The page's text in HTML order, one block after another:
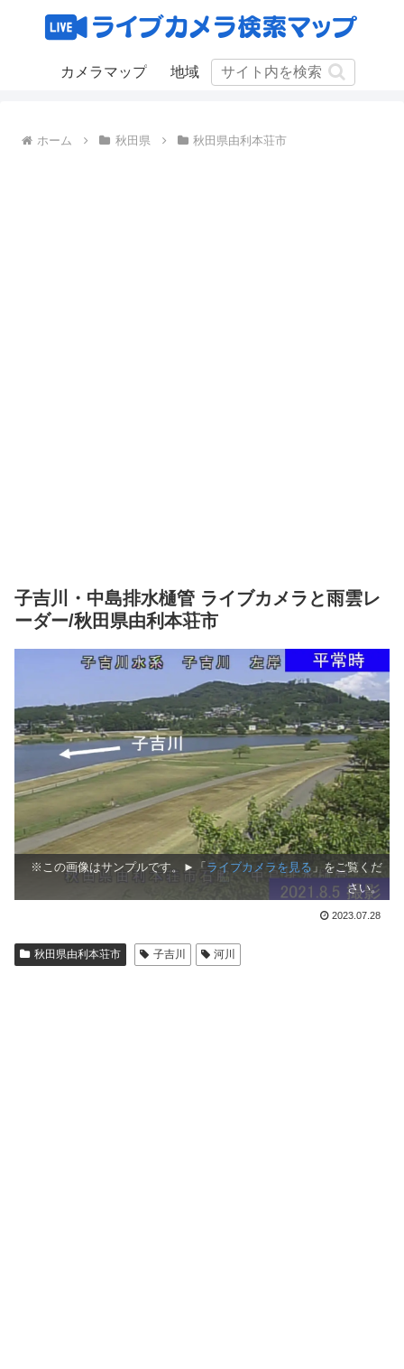
カメラマップ 地域
ホーム 秋田県 秋田県由利本荘市
子吉川・中島排水樋管 ライブカメラと雨雲レ
ーダー/秋田県由利本荘市
※この画像はサンプルです。►「 ライブカメラを見る 」をご覧くだ
さい。
2023.07.28
秋田県由利本荘市 子吉川 河川